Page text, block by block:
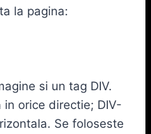
la pagina:
si un tag DIV.
orice directie; DIV-
Se foloseste